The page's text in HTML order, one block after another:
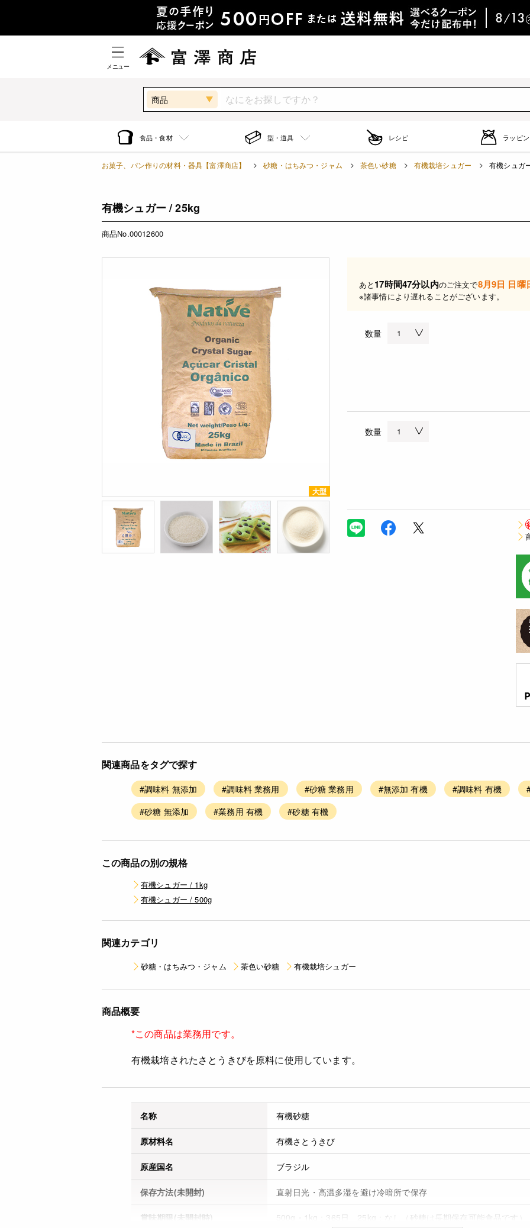
メニュー
商品
食品・食材 型・道具 レシピ ラッピ
お菓子、パン作りの材料・器具【富澤商店】 砂糖・はちみつ・ジャム 茶色い砂糖 有機栽培シュガー 有機シュガ
有機シュガー / 25kg
商品No.00012600
大型
あと 17時間47分以内のご注文で8月9日 日曜
※諸事情により遅れることがございます。
数量
数量
関連商品をタグで探す
#調味料 無添加 #調味料 業務用 #砂糖 業務用 #無添加 有機 #調味料 有機
#砂糖 無添加
#業務用 有機 #砂糖 有機
この商品の別の規格
有機シュガー / 1kg
有機シュガー / 500g
関連カテゴリ
砂糖・はちみつ・ジャム 茶色い砂糖 有機栽培シュガー
商品概要
*この商品は業務用です。
有機栽培されたさとうきびを原料に使用しています。
名称 有機砂糖
原材料名 有機さとうきび
原産国名 ブラジル
保存方法(未開封) 直射日光・高温多湿を避け冷暗所で保存
賞味期限(未開封時)
500g・1kg：365日 25kg：なし（砂糖は長期保存可能食品です）